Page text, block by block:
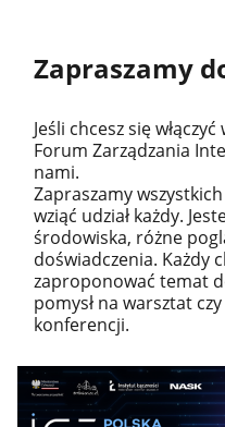
Zapraszamy
Jeśli chcesz się
Forum Zarządzania
nami.
Zapraszamy
wziąć udział każdy.
środowiska, różne
doświadczenia. Każdy
zaproponować temat
pomysł na warsztat
konferencji.